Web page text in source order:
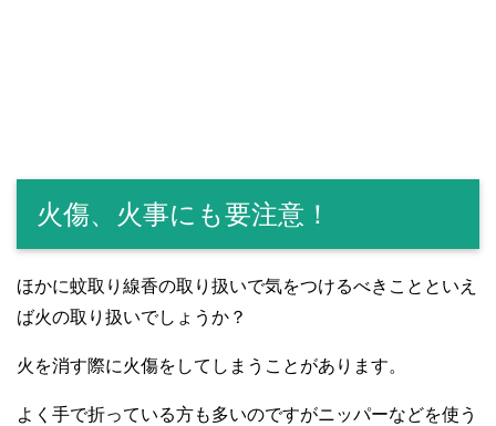
火傷、火事にも要注意！
ほかに蚊取り線香の取り扱いで気をつけるべきことといえ
ば火の取り扱いでしょうか？
火を消す際に火傷をしてしまうことがあります。
よく手で折っている方も多いのですがニッパーなどを使う